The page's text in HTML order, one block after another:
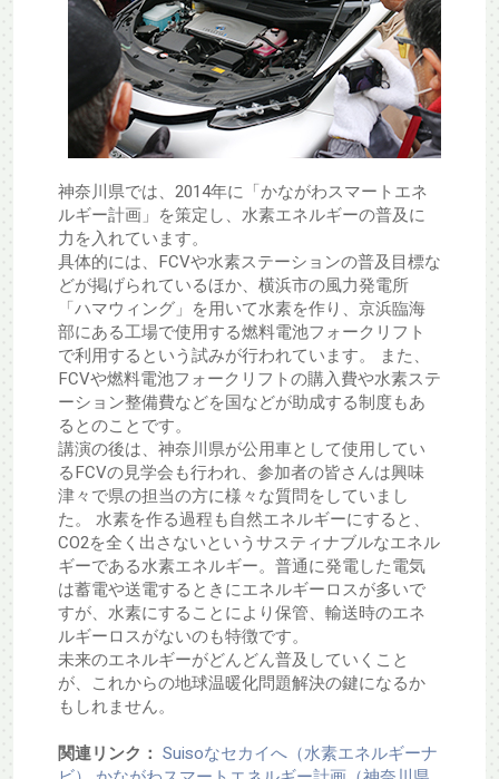
神奈川県では、2014年に「かながわスマートエネ
ルギー計画」を策定し、水素エネルギーの普及に
力を入れています。
具体的には、FCVや水素ステーションの普及目標な
どが掲げられているほか、横浜市の風力発電所
「ハマウィング」を用いて水素を作り、京浜臨海
部にある工場で使用する燃料電池フォークリフト
で利用するという試みが行われています。 また、
FCVや燃料電池フォークリフトの購入費や水素ステ
ーション整備費などを国などが助成する制度もあ
るとのことです。
講演の後は、神奈川県が公用車として使用してい
るFCVの見学会も行われ、参加者の皆さんは興味
津々で県の担当の方に様々な質問をしていまし
た。 水素を作る過程も自然エネルギーにすると、
CO2を全く出さないというサスティナブルなエネル
ギーである水素エネルギー。普通に発電した電気
は蓄電や送電するときにエネルギーロスが多いで
すが、水素にすることにより保管、輸送時のエネ
ルギーロスがないのも特徴です。
未来のエネルギーがどんどん普及していくこと
が、これからの地球温暖化問題解決の鍵になるか
もしれません。
関連リンク： Suisoなセカイへ（水素エネルギーナ